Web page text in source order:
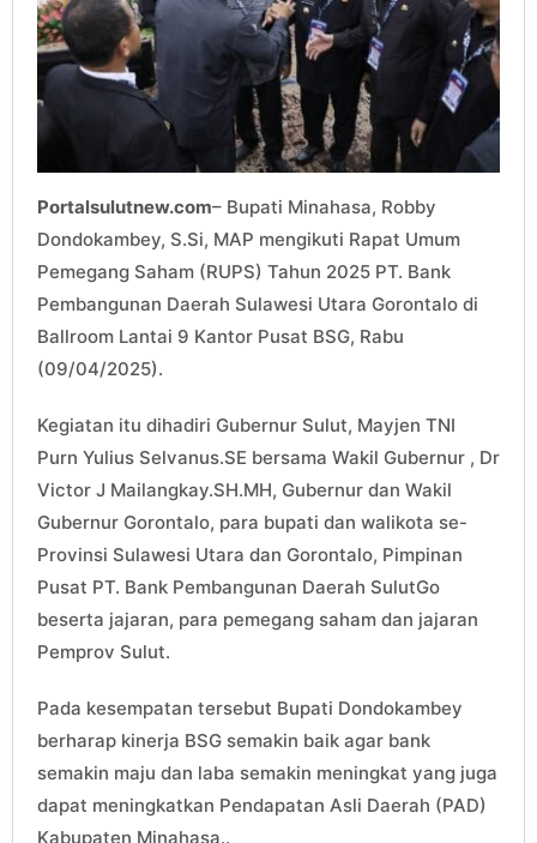
Portalsulutnew.com– Bupati Minahasa, Robby
Dondokambey, S.Si, MAP mengikuti Rapat Umum
Pemegang Saham (RUPS) Tahun 2025 PT. Bank
Pembangunan Daerah Sulawesi Utara Gorontalo di
Ballroom Lantai 9 Kantor Pusat BSG, Rabu
(09/04/2025).
Kegiatan itu dihadiri Gubernur Sulut, Mayjen TNI
Purn Yulius Selvanus.SE bersama Wakil Gubernur , Dr
Victor J Mailangkay.SH.MH, Gubernur dan Wakil
Gubernur Gorontalo, para bupati dan walikota se-
Provinsi Sulawesi Utara dan Gorontalo, Pimpinan
Pusat PT. Bank Pembangunan Daerah SulutGo
beserta jajaran, para pemegang saham dan jajaran
Pemprov Sulut.
Pada kesempatan tersebut Bupati Dondokambey
berharap kinerja BSG semakin baik agar bank
semakin maju dan laba semakin meningkat yang juga
dapat meningkatkan Pendapatan Asli Daerah (PAD)
Kabupaten Minahasa..